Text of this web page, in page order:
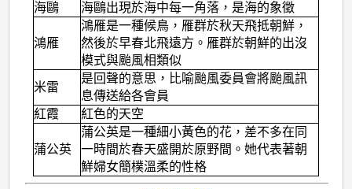
海鷗
海鷗出現於海中每一角落，是海的象徵
鴻雁
鴻雁是一種候鳥，雁群於秋天飛抵朝鮮，
然後於早春北飛遠方。雁群於朝鮮的出沒
模式與颱風相類似
米雷
是回聲的意思，比喻颱風委員會將颱風訊
息傳送給各會員
紅霞
紅色的天空
蒲公英
蒲公英是一種細小黃色的花，差不多在同
一時間於春天盛開於原野間。她代表著朝
鮮婦女簡樸溫柔的性格